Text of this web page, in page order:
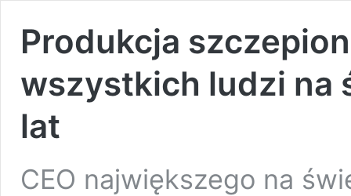
Produkcja
wszystkich ludzi na
lat
CEO największego na